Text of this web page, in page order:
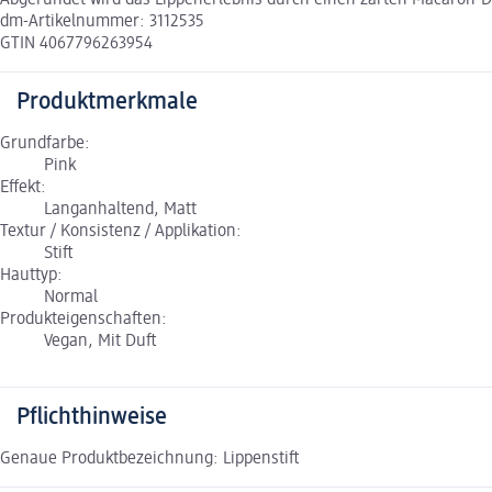
dm-Artikelnummer: 3112535
GTIN 4067796263954
Produktmerkmale
Grundfarbe:
Pink
Effekt:
Langanhaltend, Matt
Textur / Konsistenz / Applikation:
Stift
Hauttyp:
Normal
Produkteigenschaften:
Vegan, Mit Duft
Pflichthinweise
Genaue Produktbezeichnung: Lippenstift